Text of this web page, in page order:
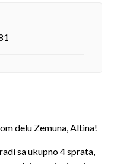
delu Zemuna, Altina!
sa ukupno 4 sprata,